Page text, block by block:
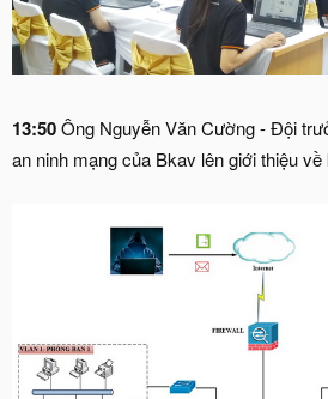
13:50Ông Nguyễn Văn Cường - Đội
an ninh mạng của Bkav lên giới thiệu về